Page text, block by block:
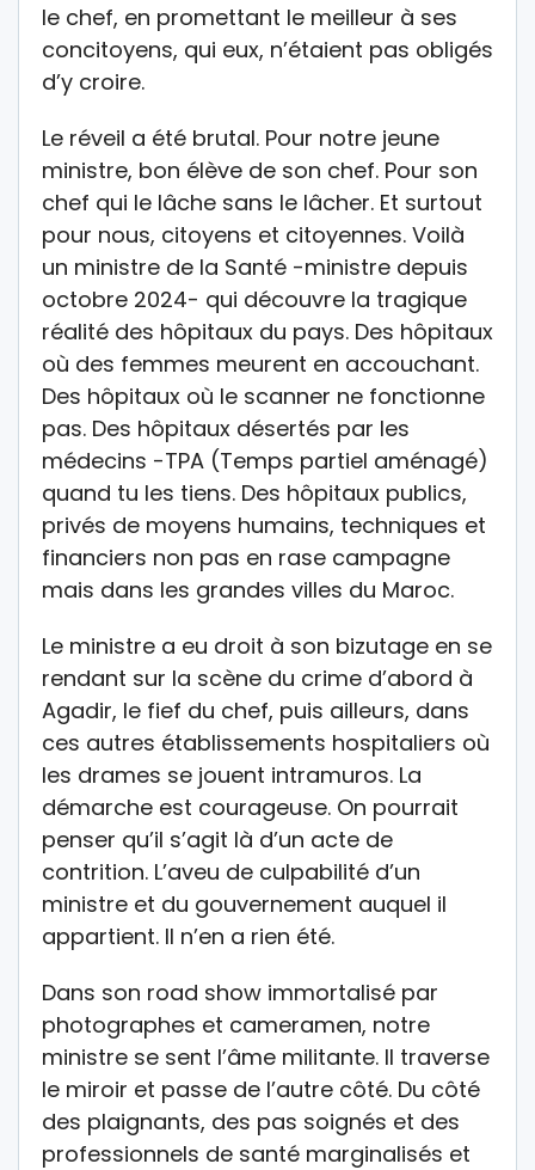
le chef, en promettant le meilleur à ses
concitoyens, qui eux, n’étaient pas obligés
d’y croire.
Le réveil a été brutal. Pour notre jeune
ministre, bon élève de son chef. Pour son
chef qui le lâche sans le lâcher. Et surtout
pour nous, citoyens et citoyennes. Voilà
un ministre de la Santé -ministre depuis
octobre 2024- qui découvre la tragique
réalité des hôpitaux du pays. Des hôpitaux
où des femmes meurent en accouchant.
Des hôpitaux où le scanner ne fonctionne
pas. Des hôpitaux désertés par les
médecins -TPA (Temps partiel aménagé)
quand tu les tiens. Des hôpitaux publics,
privés de moyens humains, techniques et
financiers non pas en rase campagne
mais dans les grandes villes du Maroc.
Le ministre a eu droit à son bizutage en se
rendant sur la scène du crime d’abord à
Agadir, le fief du chef, puis ailleurs, dans
ces autres établissements hospitaliers où
les drames se jouent intramuros. La
démarche est courageuse. On pourrait
penser qu’il s’agit là d’un acte de
contrition. L’aveu de culpabilité d’un
ministre et du gouvernement auquel il
appartient. Il n’en a rien été.
Dans son road show immortalisé par
photographes et cameramen, notre
ministre se sent l’âme militante. Il traverse
le miroir et passe de l’autre côté. Du côté
des plaignants, des pas soignés et des
professionnels de santé marginalisés et